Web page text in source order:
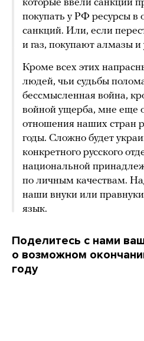
которые ввели санкции
покупать у РФ ресурсы в
санкций. Или, если
и газ, покупают алмазы и
Кроме всех этих
людей, чьи судьбы
бессмысленная война,
войной ущерба, мне еще
отношения наших стран
годы. Сложно будет
конкретного русского
национальной
по личным качествам.
наши внуки или
язык.
Поделитесь с нами
о возможном
году